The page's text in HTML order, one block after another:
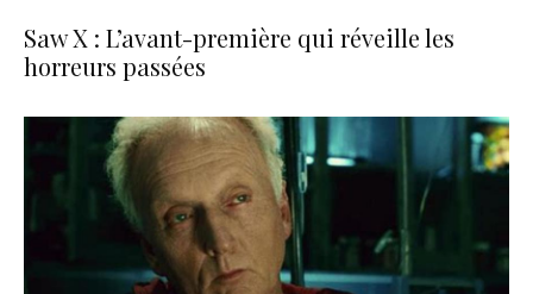
Saw X : L’avant-première qui réveille les
horreurs passées